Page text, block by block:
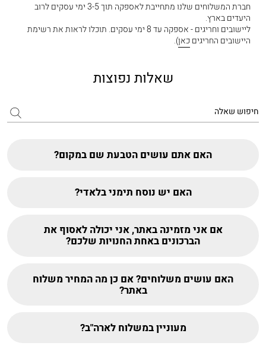
חברת המשלוחים שלנו מתחייבת לאספקה תוך 3-5 ימי עסקים לרוב
היעדים בארץ.
ליישובים וחריגים - אספקה עד 8 ימי עסקים. תוכלו לראות את רשימת
היישובים החריגיםכאן).
שאלות נפוצות
האם אתם עושים הטבעת שם במקום?
האם יש נוסח תימני בלאדי?
אם אני מזמינה באתר, אני יכולה לאסוף את
הברכונים באחת החנויות שלכם?
האם עושים משלוחים? אם כן מה המחיר משלוח
באתר?
מעוניין במשלוח לארה"ב?